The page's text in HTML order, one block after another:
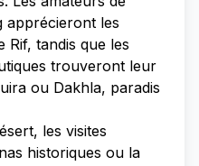
apprécieront les
Rif, tandis que les
trouveront leur
ou Dakhla, paradis
les visites
historiques ou la